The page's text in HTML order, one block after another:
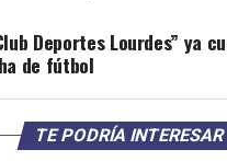
Deportes Lourdes” ya
de fútbol
TE PODRÍA INTERESAR